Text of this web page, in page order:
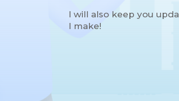
I will also keep you
I make!